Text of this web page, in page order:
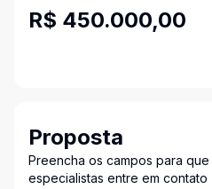
R$ 450.000,00
Proposta
Preencha os campos para
especialistas entre em contato